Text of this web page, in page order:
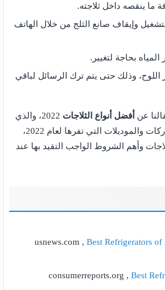
ما ينقصه داخل ثلاجته.
وإيقاف صانع الثلج من خلال الهاتف
بحاجة لتغيير.
اللوح، وذلك حتى يتم ترك الرسائل لباقي
عن أفضل أنواع الثلاجات
2022، والذي
تحدثنا فيه عن أفضل الماركات والموديلات التي تفرها لعام 2022،
وأهم الشروط الواجب التقيد بها عند
usnews.com , Best Refrigerators of
consumerreports.org , Best